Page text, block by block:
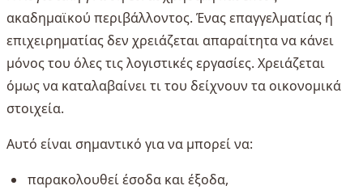
ακαδημαϊκού περιβάλλοντος. Ένας επαγγελματίας ή
επιχειρηματίας δεν χρειάζεται απαραίτητα να κάνει
μόνος του όλες τις λογιστικές εργασίες. Χρειάζεται
όμως να καταλαβαίνει τι του δείχνουν τα οικονομικά
στοιχεία.
Αυτό είναι σημαντικό για να μπορεί να:
παρακολουθεί έσοδα και έξοδα,